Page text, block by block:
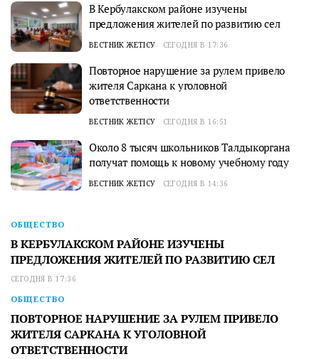
В Кербулакском районе изучены
предложения жителей по развитию сел
ВЕСТНИК ЖЕТІСУ СЕГОДНЯ В 17:36
Повторное нарушение за рулем привело
жителя Саркана к уголовной
ответственности
ВЕСТНИК ЖЕТІСУ СЕГОДНЯ В 16:51
Около 8 тысяч школьников Талдыкоргана
получат помощь к новому учебному году
ВЕСТНИК ЖЕТІСУ СЕГОДНЯ В 14:36
ОБЩЕСТВО
В КЕРБУЛАКСКОМ РАЙОНЕ ИЗУЧЕНЫ
ПРЕДЛОЖЕНИЯ ЖИТЕЛЕЙ ПО РАЗВИТИЮ СЕЛ
СЕГОДНЯ В 17:36
ОБЩЕСТВО
ПОВТОРНОЕ НАРУШЕНИЕ ЗА РУЛЕМ ПРИВЕЛО
ЖИТЕЛЯ САРКАНА К УГОЛОВНОЙ
ОТВЕТСТВЕННОСТИ